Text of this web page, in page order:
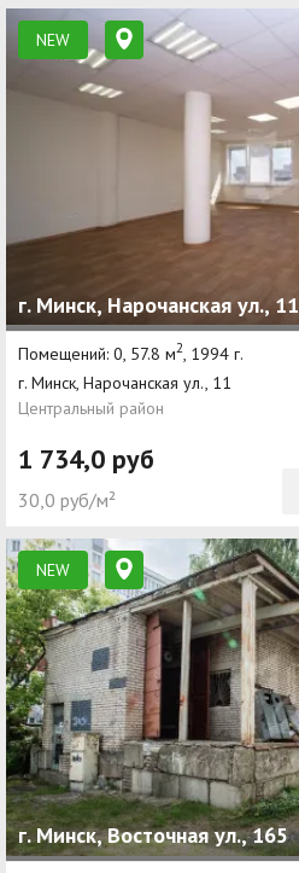
NEW
г. Минск, Нарочанская ул., 11
Помещений: 0, 57.8 м2, 1994 г.
г. Минск, Нарочанская ул., 11
Центральный район
1 734,0 руб
30,0 руб/м²
NEW
г. Минск, Восточная ул., 165